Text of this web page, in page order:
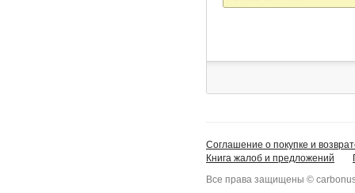
mail
Соглашение о покупке и
Книга жалоб и предложений
Все права защищены ©